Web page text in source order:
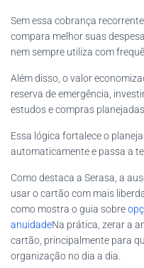
Sem essa cobrança
compara melhor suas
nem sempre utiliza com
Além disso, o valor
reserva de emergência,
estudos e compras planejadas.
Essa lógica fortalece o
automaticamente e passa a
Como destaca a Serasa, a
usar o cartão com mais
como mostra o guia sobre
anuidadeNa prática, zerar a
cartão, principalmente para
organização no dia a dia.